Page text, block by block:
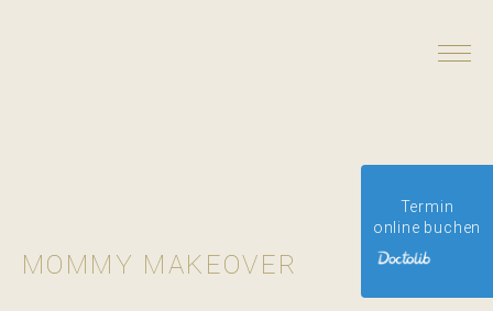
MOMMY MAKEOVER
Termin
online buchen